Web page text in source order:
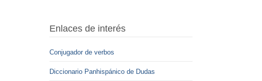
Enlaces de interés
Conjugador de verbos
Diccionario Panhispánico de Dudas